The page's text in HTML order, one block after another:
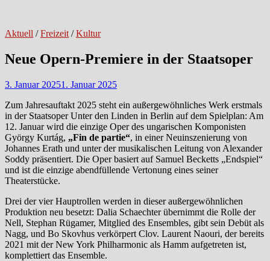
Aktuell /Freizeit /Kultur
Neue Opern-Premiere in der Staatsoper
3. Januar 20251. Januar 2025
Zum Jahresauftakt 2025 steht ein außergewöhnliches Werk erstmals
in der Staatsoper Unter den Linden in Berlin auf dem Spielplan: Am
12. Januar wird die einzige Oper des ungarischen Komponisten
György Kurtág, „Fin de partie“, in einer Neuinszenierung von
Johannes Erath und unter der musikalischen Leitung von Alexander
Soddy präsentiert. Die Oper basiert auf Samuel Becketts „Endspiel“
und ist die einzige abendfüllende Vertonung eines seiner
Theaterstücke.
Drei der vier Hauptrollen werden in dieser außergewöhnlichen
Produktion neu besetzt: Dalia Schaechter übernimmt die Rolle der
Nell, Stephan Rügamer, Mitglied des Ensembles, gibt sein Debüt als
Nagg, und Bo Skovhus verkörpert Clov. Laurent Naouri, der bereits
2021 mit der New York Philharmonic als Hamm aufgetreten ist,
komplettiert das Ensemble.